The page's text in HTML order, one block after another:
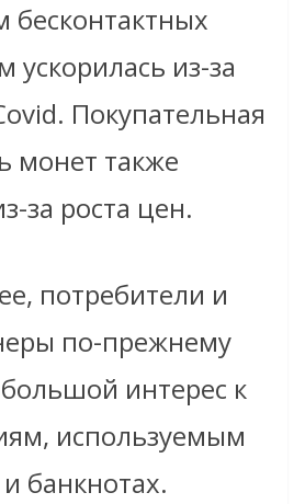
бесконтактных
ускорилась из-за
Покупательная
монет также
за роста цен.
потребители и
по-прежнему
интерес к
используемым
​​банкнотах.